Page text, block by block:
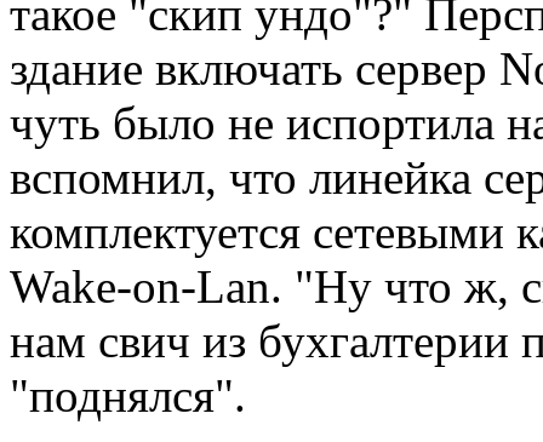
такое "скип ундо"?"
здание включать сервер
чуть было не испортила
вспомнил, что линейка
комплектуется
Wake-on-Lan. "Ну что ж,
нам свич из
"поднялся".